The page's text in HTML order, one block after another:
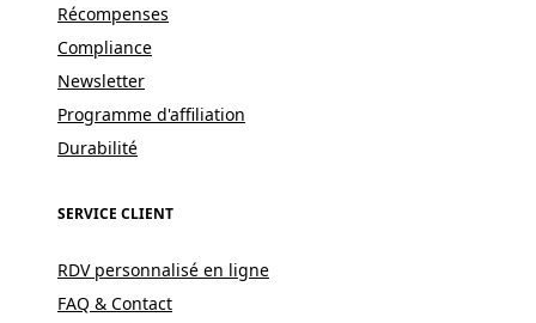
Récompenses
Compliance
Newsletter
Programme d'affiliation
Durabilité
SERVICE CLIENT
RDV personnalisé en ligne
FAQ & Contact